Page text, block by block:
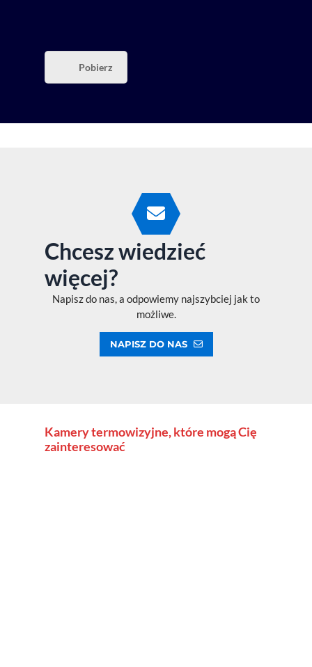
Pobierz
Chcesz wiedzieć
więcej?
Napisz do nas, a odpowiemy najszybciej jak to
możliwe.
NAPISZ DO NAS
Kamery termowizyjne, które mogą Cię
zainteresować